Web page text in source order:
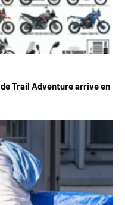
Trail Adventure arrive en